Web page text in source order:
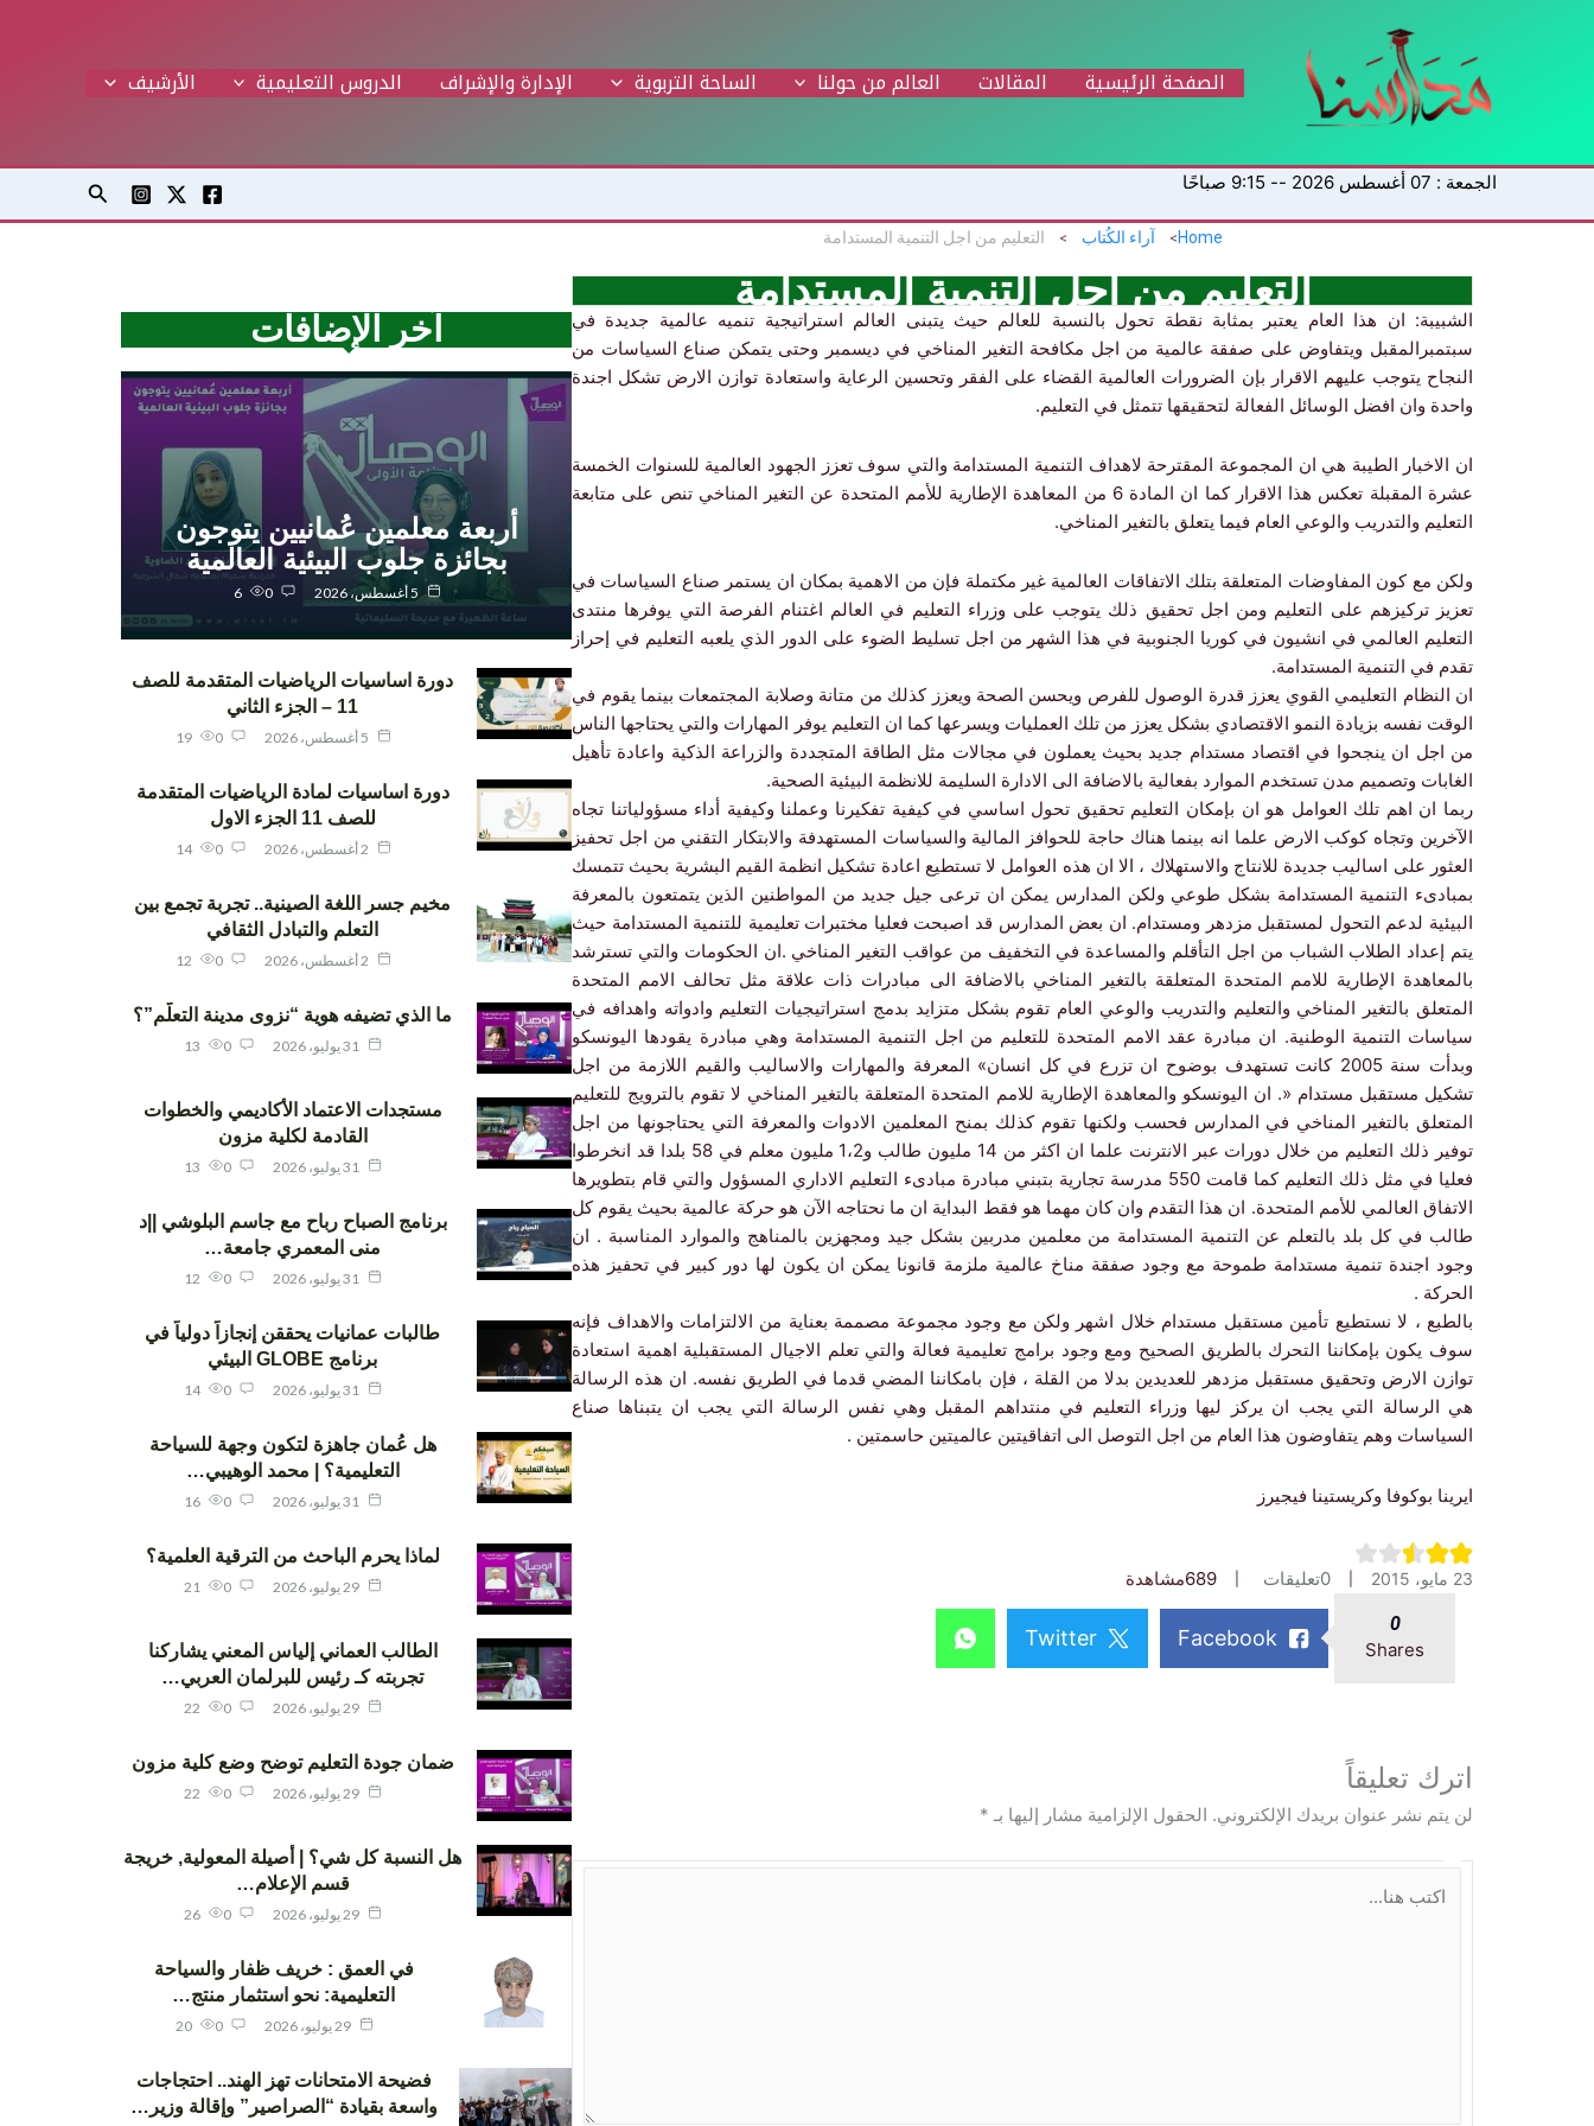
الصفحة الرئيسية المقالات العالم من حولنا الساحة التربوية الإدارة والإشراف الدروس التعليمية اﻷرشيف
الجمعة : 07 أغسطس 2026 -- 9:15 صباحًا البحث
Home آراء الكُتاب التعليم من اجل التنمية المستدامة
التعليم من اجل التنمية المستدامة
الشبيبة: ان هذا العام يعتبر بمثابة نقطة تحول بالنسبة للعالم حيث يتبنى العالم استراتيجية تنميه عالمية جديدة في
سبتمبرالمقبل ويتفاوض على صفقة عالمية من اجل مكافحة التغير المناخي في ديسمبر وحتى يتمكن صناع السياسات من
النجاح يتوجب عليهم الاقرار بإن الضرورات العالمية القضاء على الفقر وتحسين الرعاية واستعادة توازن الارض تشكل اجندة
واحدة وان افضل الوسائل الفعالة لتحقيقها تتمثل في التعليم.
ان الاخبار الطيبة هي ان المجموعة المقترحة لاهداف التنمية المستدامة والتي سوف تعزز الجهود العالمية للسنوات الخمسة
عشرة المقبلة تعكس هذا الاقرار كما ان المادة 6 من المعاهدة الإطارية للأمم المتحدة عن التغير المناخي تنص على متابعة
التعليم والتدريب والوعي العام فيما يتعلق بالتغير المناخي.
ولكن مع كون المفاوضات المتعلقة بتلك الاتفاقات العالمية غير مكتملة فإن من الاهمية بمكان ان يستمر صناع السياسات في
تعزيز تركيزهم على التعليم ومن اجل تحقيق ذلك يتوجب على وزراء التعليم في العالم اغتنام الفرصة التي يوفرها منتدى
التعليم العالمي في انشيون في كوريا الجنوبية في هذا الشهر من اجل تسليط الضوء على الدور الذي يلعبه التعليم في إحراز
تقدم في التنمية المستدامة.
ان النظام التعليمي القوي يعزز قدرة الوصول للفرص ويحسن الصحة ويعزز كذلك من متانة وصلابة المجتمعات بينما يقوم في
الوقت نفسه بزيادة النمو الاقتصادي بشكل يعزز من تلك العمليات ويسرعها كما ان التعليم يوفر المهارات والتي يحتاجها الناس
من اجل ان ينجحوا في اقتصاد مستدام جديد بحيث يعملون في مجالات مثل الطاقة المتجددة والزراعة الذكية واعادة تأهيل
الغابات وتصميم مدن تستخدم الموارد بفعالية بالاضافة الى الادارة السليمة للانظمة البيئية الصحية.
ربما ان اهم تلك العوامل هو ان بإمكان التعليم تحقيق تحول اساسي في كيفية تفكيرنا وعملنا وكيفية أداء مسؤولياتنا تجاه
الآخرين وتجاه كوكب الارض علما انه بينما هناك حاجة للحوافز المالية والسياسات المستهدفة والابتكار التقني من اجل تحفيز
العثور على اساليب جديدة للانتاج والاستهلاك ، الا ان هذه العوامل لا تستطيع اعادة تشكيل انظمة القيم البشرية بحيث تتمسك
بمبادىء التنمية المستدامة بشكل طوعي ولكن المدارس يمكن ان ترعى جيل جديد من المواطنين الذين يتمتعون بالمعرفة
البيئية لدعم التحول لمستقبل مزدهر ومستدام. ان بعض المدارس قد اصبحت فعليا مختبرات تعليمية للتنمية المستدامة حيث
يتم إعداد الطلاب الشباب من اجل التأقلم والمساعدة في التخفيف من عواقب التغير المناخي .ان الحكومات والتي تسترشد
بالمعاهدة الإطارية للامم المتحدة المتعلقة بالتغير المناخي بالاضافة الى مبادرات ذات علاقة مثل تحالف الامم المتحدة
المتعلق بالتغير المناخي والتعليم والتدريب والوعي العام تقوم بشكل متزايد بدمج استراتيجيات التعليم وادواته واهدافه في
سياسات التنمية الوطنية. ان مبادرة عقد الامم المتحدة للتعليم من اجل التنمية المستدامة وهي مبادرة يقودها اليونسكو
وبدأت سنة 2005 كانت تستهدف بوضوح ان تزرع في كل انسان» المعرفة والمهارات والاساليب والقيم اللازمة من اجل
تشكيل مستقبل مستدام «. ان اليونسكو والمعاهدة الإطارية للامم المتحدة المتعلقة بالتغير المناخي لا تقوم بالترويج للتعليم
المتعلق بالتغير المناخي في المدارس فحسب ولكنها تقوم كذلك بمنح المعلمين الادوات والمعرفة التي يحتاجونها من اجل
توفير ذلك التعليم من خلال دورات عبر الانترنت علما ان اكثر من 14 مليون طالب و1،2 مليون معلم في 58 بلدا قد انخرطوا
فعليا في مثل ذلك التعليم كما قامت 550 مدرسة تجارية بتبني مبادرة مبادىء التعليم الاداري المسؤول والتي قام بتطويرها
الاتفاق العالمي للأمم المتحدة. ان هذا التقدم وان كان مهما هو فقط البداية ان ما نحتاجه الآن هو حركة عالمية بحيث يقوم كل
طالب في كل بلد بالتعلم عن التنمية المستدامة من معلمين مدربين بشكل جيد ومجهزين بالمناهج والموارد المناسبة . ان
وجود اجندة تنمية مستدامة طموحة مع وجود صفقة مناخ عالمية ملزمة قانونا يمكن ان يكون لها دور كبير في تحفيز هذه
الحركة .
بالطبع ، لا نستطيع تأمين مستقبل مستدام خلال اشهر ولكن مع وجود مجموعة مصممة بعناية من الالتزامات والاهداف فإنه
سوف يكون بإمكاننا التحرك بالطريق الصحيح ومع وجود برامج تعليمية فعالة والتي تعلم الاجيال المستقبلية اهمية استعادة
توازن الارض وتحقيق مستقبل مزدهر للعديدين بدلا من القلة ، فإن بامكاننا المضي قدما في الطريق نفسه. ان هذه الرسالة
هي الرسالة التي يجب ان يركز ليها وزراء التعليم في منتداهم المقبل وهي نفس الرسالة التي يجب ان يتبناها صناع
السياسات وهم يتفاوضون هذا العام من اجل التوصل الى اتفاقيتين عالميتين حاسمتين .
ايرينا بوكوفا وكريستينا فيجيرز
23 مايو، 2015 0تعليقات 689مشاهدة
0
Shares
Facebook
Twitter
اترك تعليقاً
لن يتم نشر عنوان بريدك الإلكتروني. الحقول الإلزامية مشار إليها بـ *
آخر الإضافات
أربعة معلمين عُمانيين يتوجون
بجائزة جلوب البيئية العالمية
0
6
دورة اساسيات الرياضيات المتقدمة للصف
11 – الجزء الثاني
0
19
دورة اساسيات لمادة الرياضيات المتقدمة
للصف 11 الجزء الاول
0
14
مخيم جسر اللغة الصينية.. تجربة تجمع بين
التعلم والتبادل الثقافي
0
ما الذي تضيفه هوية “نزوى مدينة التعلّم”؟
مستجدات الاعتماد الأكاديمي والخطوات
القادمة لكلية مزون
برنامج الصباح رباح مع جاسم البلوشي ||د
منى المعمري جامعة…
طالبات عمانيات يحققن إنجازاً دولياً في
برنامج GLOBE البيئي
14
هل عُمان جاهزة لتكون وجهة للسياحة
التعليمية؟ | محمد الوهيبي…
لماذا يحرم الباحث من الترقية العلمية؟
الطالب العماني إلياس المعني يشاركنا
تجربته كـ رئيس للبرلمان العربي…
ضمان جودة التعليم توضح وضع كلية مزون
هل النسبة كل شي؟ | أصيلة المعولية, خريجة
قسم الإعلام…
في العمق : خريف ظفار والسياحة
التعليمية: نحو استثمار منتج…
29 يوليو، 2026 0
20
فضيحة الامتحانات تهز الهند.. احتجاجات
واسعة بقيادة “الصراصير” وإقالة وزير…